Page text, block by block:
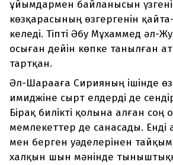
ұйымдармен байланысын
көзқарасының өзгергенін
келеді. Тіпті Әбу Мұхаммед әл-
осыған дейін көпке танылған
тартқан.
Әл-Шарааға Сирияның ішінде
имиджіне сырт елдерді де
Бірақ билікті қолына алған соң
мемлекеттер де санасады. Енді
мен берген уәделерінен
халқын шын мәнінде